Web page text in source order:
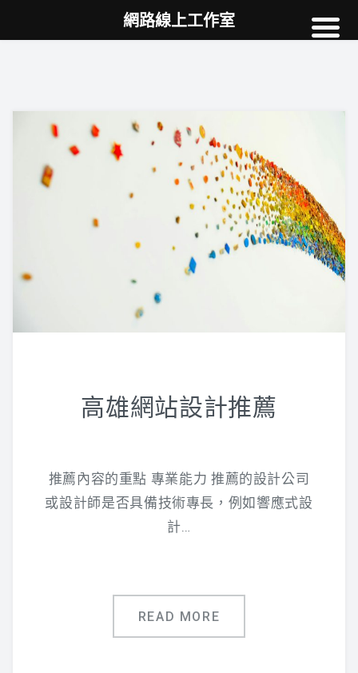
高雄網頁設計
NEWS
教學
AI
高雄網站設計推薦
推薦內容的重點 專業能力 推薦的設計公司
或設計師是否具備技術專長，例如響應式設
計…
READ MORE
網路線上工作室